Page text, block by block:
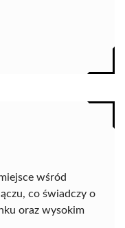
wśród
co świadczy o
oraz wysokim